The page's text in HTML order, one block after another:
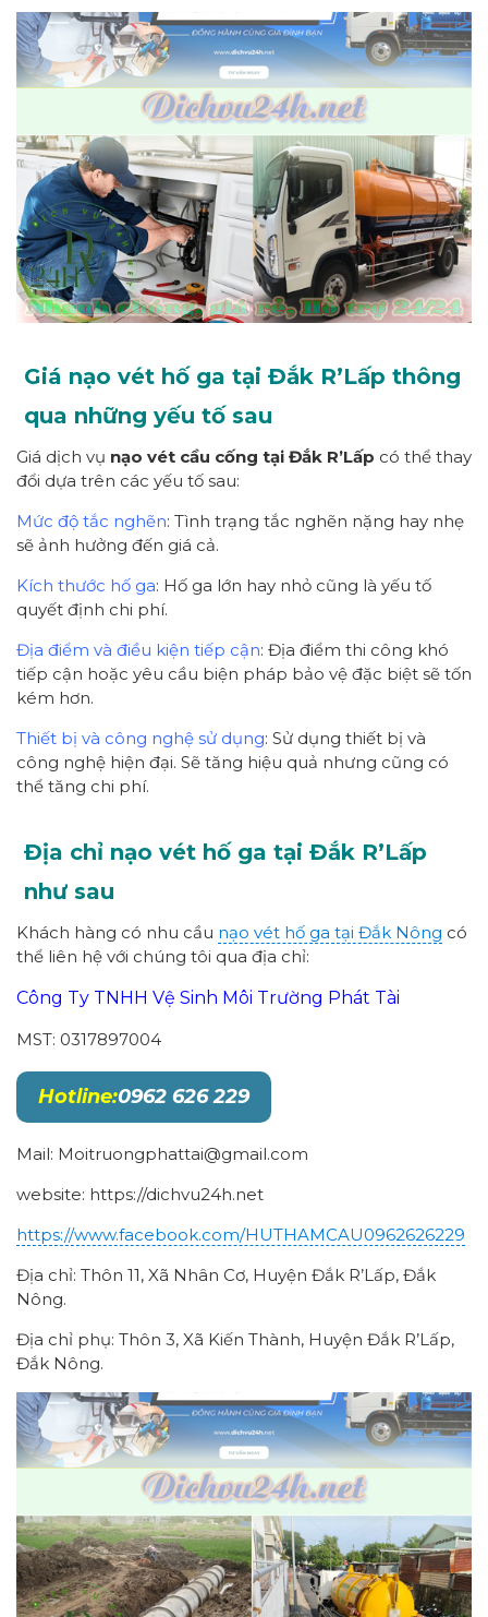
Giá nạo vét hố ga tại Đắk R’Lấp thông
qua những yếu tố sau
Giá dịch vụ nạo vét cầu cống tại Đắk R’Lấp có thể thay
đổi dựa trên các yếu tố sau:
Mức độ tắc nghẽn: Tình trạng tắc nghẽn nặng hay nhẹ
sẽ ảnh hưởng đến giá cả.
Kích thước hố ga: Hố ga lớn hay nhỏ cũng là yếu tố
quyết định chi phí.
Địa điểm và điều kiện tiếp cận: Địa điểm thi công khó
tiếp cận hoặc yêu cầu biện pháp bảo vệ đặc biệt sẽ tốn
kém hơn.
Thiết bị và công nghệ sử dụng: Sử dụng thiết bị và
công nghệ hiện đại. Sẽ tăng hiệu quả nhưng cũng có
thể tăng chi phí.
Địa chỉ nạo vét hố ga tại Đắk R’Lấp
như sau
Khách hàng có nhu cầu nạo vét hố ga tại Đắk Nông có
thể liên hệ với chúng tôi qua địa chỉ:
Công Ty TNHH Vệ Sinh Môi Trường Phát Tài
MST: 0317897004
Hotline:0962 626 229
Mail: Moitruongphattai@gmail.com
website: https://dichvu24h.net
https://www.facebook.com/HUTHAMCAU0962626229
Địa chỉ: Thôn 11, Xã Nhân Cơ, Huyện Đắk R’Lấp, Đắk
Nông.
Địa chỉ phụ: Thôn 3, Xã Kiến Thành, Huyện Đắk R’Lấp,
Đắk Nông.